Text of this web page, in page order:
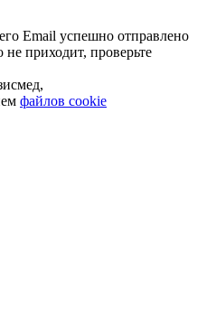
Email успешно отправлено
приходит, проверьте
файлов cookie